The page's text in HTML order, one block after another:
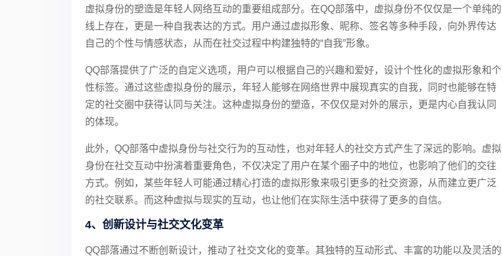
虚拟身份的塑造是年轻人网络互动的重要组成部分。在QQ部落中，虚拟身份不仅仅是一个单纯的
线上存在，更是一种自我表达的方式。用户通过虚拟形象、昵称、签名等多种手段，向外界传达
自己的个性与情感状态，从而在社交过程中构建独特的“自我”形象。
QQ部落提供了广泛的自定义选项，用户可以根据自己的兴趣和爱好，设计个性化的虚拟形象和个
性标签。通过这些虚拟身份的展示，年轻人能够在网络世界中展现真实的自我，同时也能够在特
定的社交圈中获得认同与关注。这种虚拟身份的塑造，不仅仅是对外的展示，更是内心自我认同
的体现。
此外，QQ部落中虚拟身份与社交行为的互动性，也对年轻人的社交方式产生了深远的影响。虚拟
身份在社交互动中扮演着重要角色，不仅决定了用户在某个圈子中的地位，也影响了他们的交往
方式。例如，某些年轻人可能通过精心打造的虚拟形象来吸引更多的社交资源，从而建立更广泛
的社交联系。而这种虚拟与现实的互动，也让他们在实际生活中获得了更多的自信。
4、创新设计与社交文化变革
QQ部落通过不断创新设计，推动了社交文化的变革。其独特的互动形式、丰富的功能以及灵活的